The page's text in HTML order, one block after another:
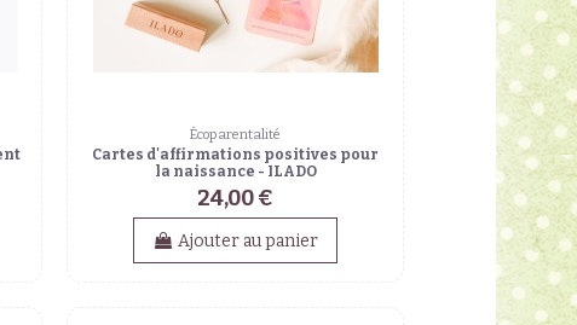
Écoparentalité
Cartes d'affirmations positives pour
la naissance - ILADO
24,00 €
Ajouter au panier